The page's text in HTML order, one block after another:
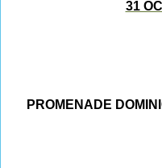
31
PROMENADE